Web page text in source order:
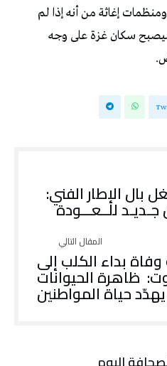
إغاثة من أنه إذا لم
سكان غزة على وجه
الإطار الفني:
للــعـــودة
بداء الكلب إلى
ظاهرة الحيوانات
حياة المواطنين